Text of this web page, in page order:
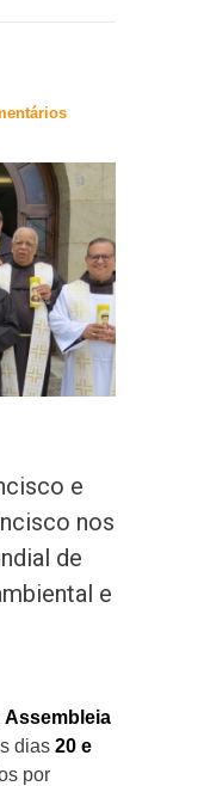
e
nos
de
e
Assembleia
dias 20 e
por